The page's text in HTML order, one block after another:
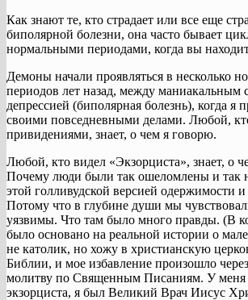
Как знают те, кто страдает или все еще
биполярной болезни, она часто бывает
нормальными периодами, когда вы
Демоны начали проявляться в несколько
периодов лет назад, между маниакальным
депрессией (биполярная болезнь), когда я
своими повседневными делами. Любой,
привидениями, знает, о чем я говорю.
Любой, кто видел «Экзорциста», знает, о
Почему люди были так ошеломлены и так
этой голливудской версией одержимости и
Потому что в глубине души мы
уязвимы. Что там было много правды. (В
было основано на реальной истории о
не католик, но хожу в христианскую
Библии, и мое избавление произошло
молитву по Священным Писаниям. У меня
экзорциста, я был Великий Врач Иисус